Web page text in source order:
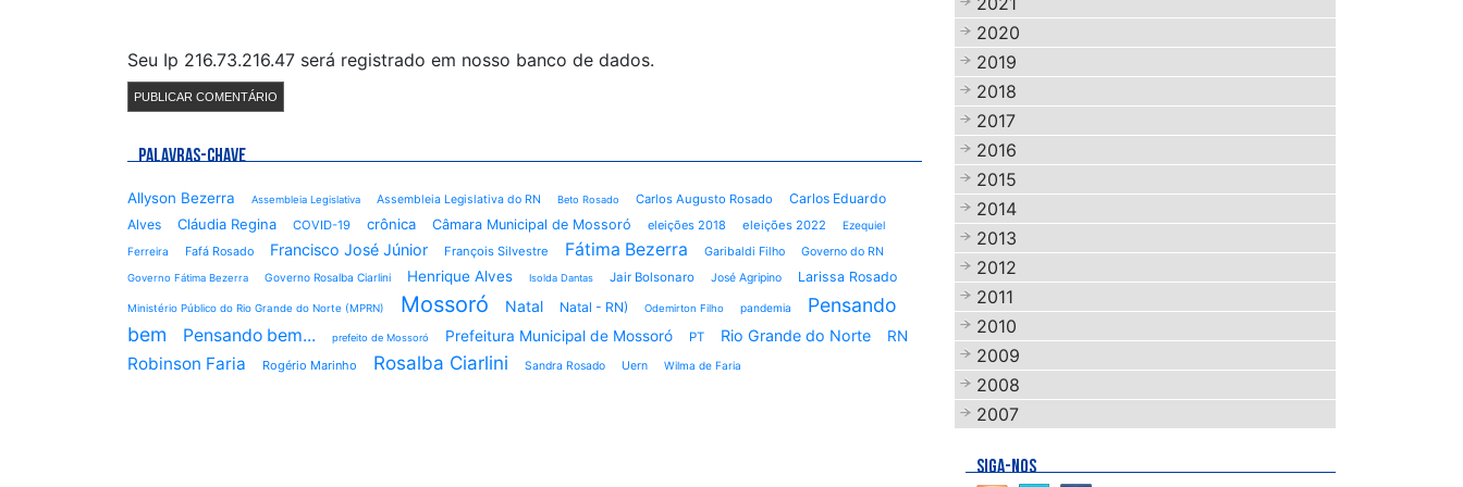
Seu Ip 216.73.216.47 será registrado em nosso banco de dados.
PALAVRAS-CHAVE
Allyson Bezerra Assembleia Legislativa Assembleia Legislativa do RN Beto Rosado Carlos Augusto Rosado
Carlos Eduardo
Alves
Cláudia Regina COVID-19 crônica Câmara Municipal de Mossoró eleições 2018 eleições 2022
Ezequiel
Ferreira
Fafá Rosado Francisco José Júnior François Silvestre Fátima Bezerra Garibaldi Filho Governo do RN
Governo Fátima Bezerra Governo Rosalba Ciarlini Henrique Alves Isolda Dantas Jair Bolsonaro José Agripino Larissa Rosado
Ministério Público do Rio Grande do Norte (MPRN) Mossoró Natal Natal - RN) Odemirton Filho pandemia
Pensando
bem
Pensando bem... prefeito de Mossoró Prefeitura Municipal de Mossoró PT Rio Grande do Norte RN
Robinson Faria Rogério Marinho Rosalba Ciarlini Sandra Rosado Uern Wilma de Faria
2020
2019
2018
2017
2016
2015
2014
2013
2012
2011
2010
2009
2008
2007
SIGA-NOS